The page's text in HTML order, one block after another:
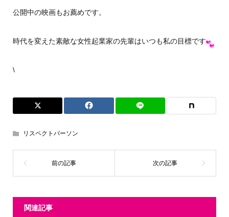
公開中の映画もお薦めです。
時代を変えた素敵な女性起業家の先輩はいつも私の目標です
\
リスペクトパーソン
関連記事